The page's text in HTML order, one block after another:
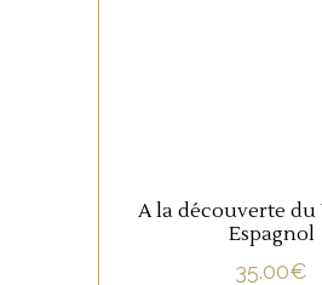
A la découverte du
Espagnol
35.00€